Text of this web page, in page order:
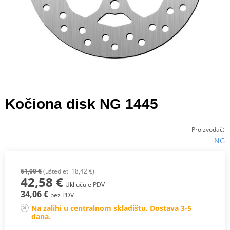
Kočiona disk NG 1445
Proizvođač:
NG
61,00 €(uštedjeti 18,42 €)
42,58 € Uključuje PDV
34,06 € bez PDV
Na zalihi u centralnom skladištu. Dostava 3-5
dana.